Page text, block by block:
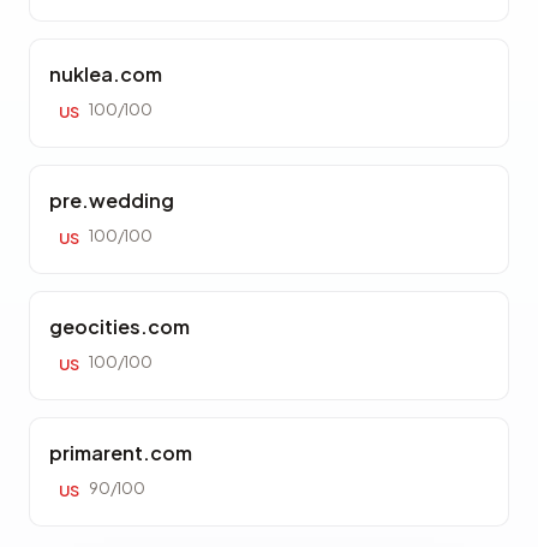
nuklea.com
US 100/100
pre.wedding
US 100/100
geocities.com
US 100/100
primarent.com
US 90/100